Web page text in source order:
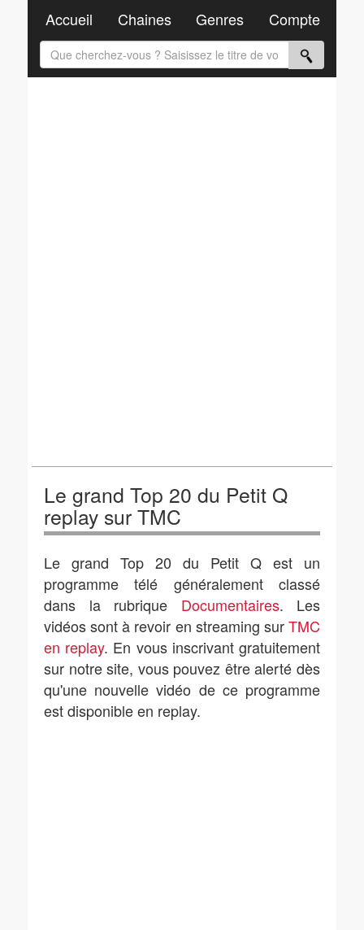
Le grand Top 20 du Petit Q
replay sur TMC
Le grand Top 20 du Petit Q est un
programme télé généralement classé
dans la rubrique Documentaires. Les
vidéos sont à revoir en streaming surTMC
en replay. En vous inscrivant gratuitement
sur notre site, vous pouvez être alerté dès
qu'une nouvelle vidéo de ce programme
est disponible en replay.
Accueil Chaines Genres Compte